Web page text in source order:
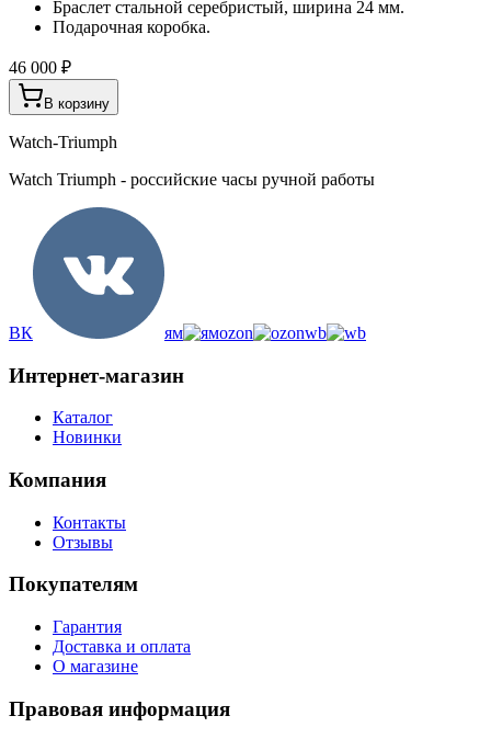
Браслет стальной серебристый, ширина 24 мм.
Подарочная коробка.
46 000 ₽
В корзину
Watch-Triumph
Watch Triumph - российские часы ручной работы
ВК ям ozon wb
Интернет-магазин
Каталог
Новинки
Компания
Контакты
Отзывы
Покупателям
Гарантия
Доставка и оплата
О магазине
Правовая информация